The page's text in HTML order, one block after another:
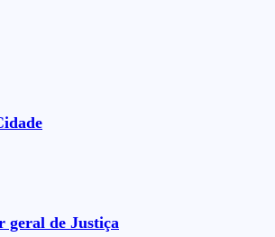
geral de Justiça